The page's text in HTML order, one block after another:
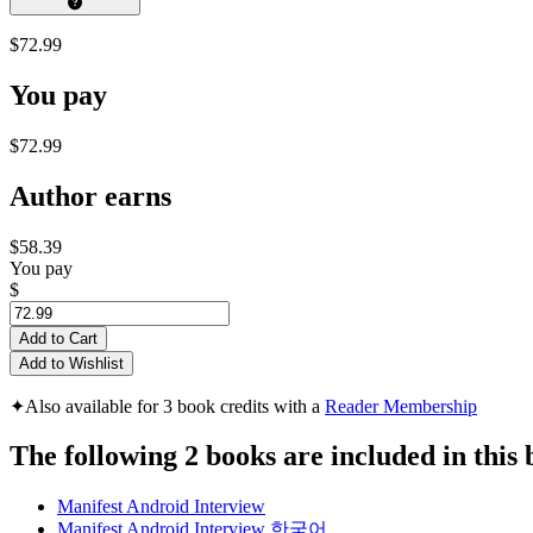
$72.99
You pay
$72.99
Author earns
$58.39
You pay
$
Add to Cart
Add to Wishlist
✦Also available for 3 book credits with a Reader Membership
The following 2 books are included in this
Manifest Android Interview